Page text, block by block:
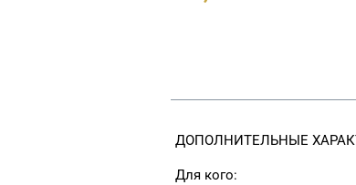
ДОПОЛНИТЕЛЬНЫЕ
Для кого: